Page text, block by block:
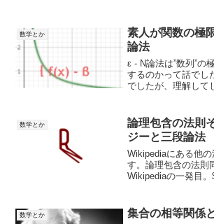
数学とか
素人が関数の極
論法
ε - N論法は”数列”の
するのかって話でし
でしたが、理解して
す。で、どんな風に
と関数の極限に...
数学とか
論理包含の法則
ジーと三段論法
Wikipediaにある他
す。論理包含の法則
Wikipediaの一発目
ロジー、英: taut...
数学とか 集合の相等関係